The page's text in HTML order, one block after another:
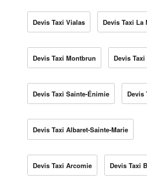
Devis Taxi Vialas Devis Taxi La
Devis Taxi Montbrun Devis
Devis Taxi Sainte-Énimie Devis
Devis Taxi Albaret-Sainte-Marie
Devis Taxi Arcomie Devis Taxi